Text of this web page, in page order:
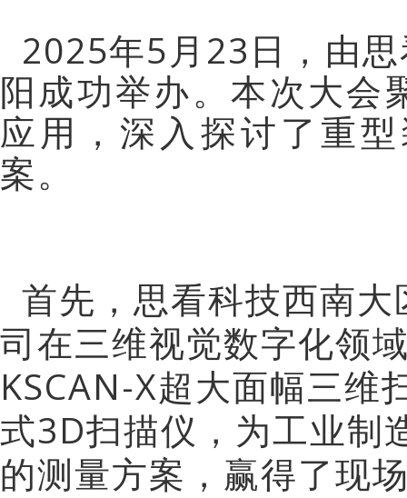
2025年5月23日，由
阳成功举办。本次大会
应用，深入探讨了重
案。
首先，思看科技西南
司在三维视觉数字化领
KSCAN-X超大面幅三
式3D扫描仪，为工业制
的测量方案，赢得了现